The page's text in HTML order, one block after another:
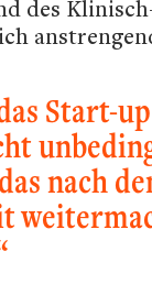
des
Start-
nach